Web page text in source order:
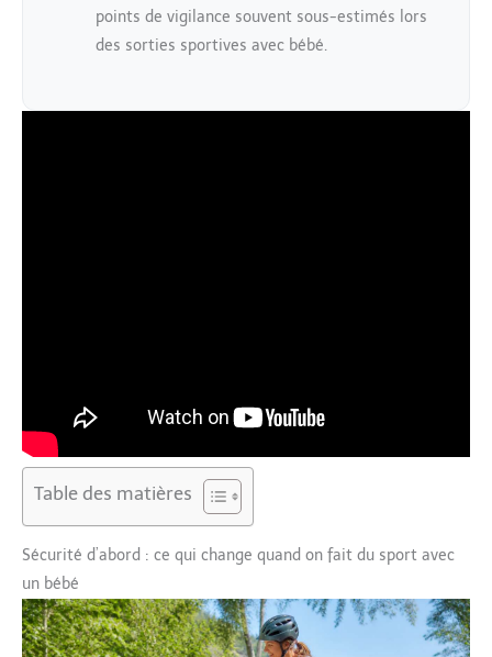
points de vigilance souvent sous-estimés lors
des sorties sportives avec bébé.
Table des matières
Sécurité d’abord : ce qui change quand on fait du sport avec
un bébé